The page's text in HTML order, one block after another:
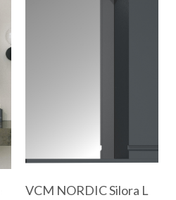
VCM NORDIC Silora L